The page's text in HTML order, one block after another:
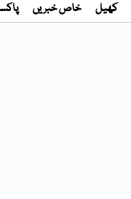
کھیل خاص خبریں